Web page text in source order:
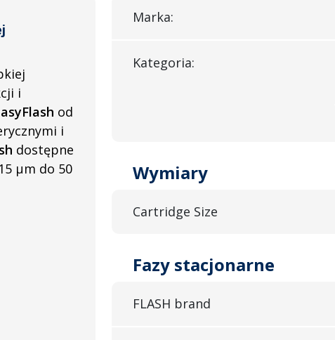
i
od
i
dostępne
µm do 50
Marka:
Kategoria:
Wymiary
Cartridge Size
Fazy stacjonarne
FLASH brand